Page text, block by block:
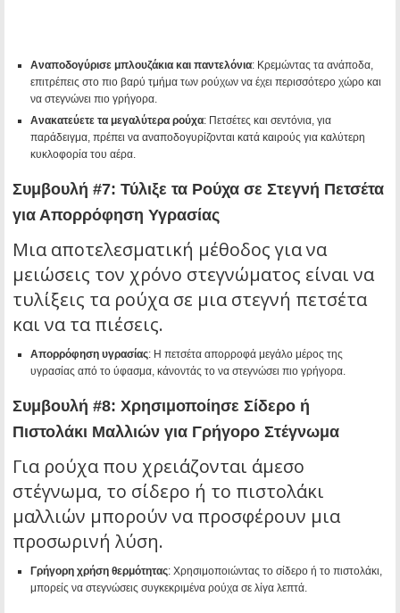
Αναποδογύρισε μπλουζάκια και παντελόνια: Κρεμώντας τα ανάποδα,
επιτρέπεις στο πιο βαρύ τμήμα των ρούχων να έχει περισσότερο χώρο και
να στεγνώνει πιο γρήγορα.
Ανακατεύετε τα μεγαλύτερα ρούχα: Πετσέτες και σεντόνια, για
παράδειγμα, πρέπει να αναποδογυρίζονται κατά καιρούς για καλύτερη
κυκλοφορία του αέρα.
Συμβουλή #7: Τύλιξε τα Ρούχα σε Στεγνή Πετσέτα
για Απορρόφηση Υγρασίας
Μια αποτελεσματική μέθοδος για να
μειώσεις τον χρόνο στεγνώματος είναι να
τυλίξεις τα ρούχα σε μια στεγνή πετσέτα
και να τα πιέσεις.
Απορρόφηση υγρασίας: Η πετσέτα απορροφά μεγάλο μέρος της
υγρασίας από το ύφασμα, κάνοντάς το να στεγνώσει πιο γρήγορα.
Συμβουλή #8: Χρησιμοποίησε Σίδερο ή
Πιστολάκι Μαλλιών για Γρήγορο Στέγνωμα
Για ρούχα που χρειάζονται άμεσο
στέγνωμα, το σίδερο ή το πιστολάκι
μαλλιών μπορούν να προσφέρουν μια
προσωρινή λύση.
Γρήγορη χρήση θερμότητας: Χρησιμοποιώντας το σίδερο ή το πιστολάκι,
μπορείς να στεγνώσεις συγκεκριμένα ρούχα σε λίγα λεπτά.